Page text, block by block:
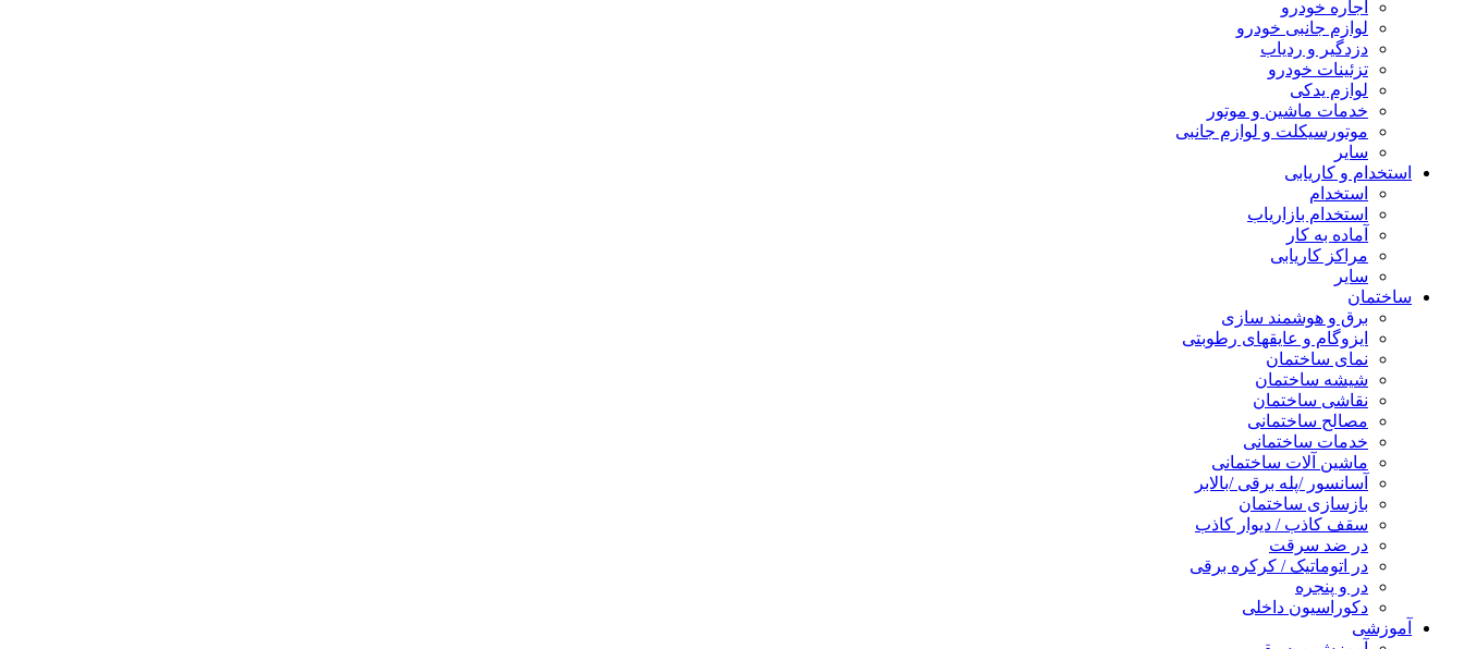
اجاره خودرو
لوازم جانبی خودرو
دزدگیر و ردیاب
تزئینات خودرو
لوازم یدکی
خدمات ماشین و موتور
موتورسیکلت و لوازم جانبی
سایر
استخدام و کاریابی
استخدام
استخدام بازاریاب
آماده به کار
مراکز کاریابی
سایر
ساختمان
برق و هوشمند سازی
ایزوگام و عایقهای رطوبتی
نمای ساختمان
شیشه ساختمان
نقاشی ساختمان
مصالح ساختمانی
خدمات ساختمانی
ماشین آلات ساختمانی
آسانسور /پله برقی /بالابر
بازسازی ساختمان
سقف کاذب / دیوار کاذب
در ضد سرقت
در اتوماتیک / کرکره برقی
در و پنجره
دکوراسیون داخلی
آموزشی